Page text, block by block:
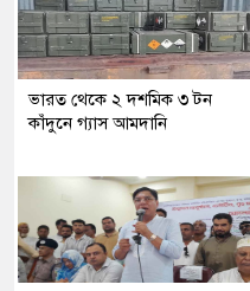
ভারত থেকে ২ দশমিক ৩ টন
কাঁদুনে গ্যাস আমদানি